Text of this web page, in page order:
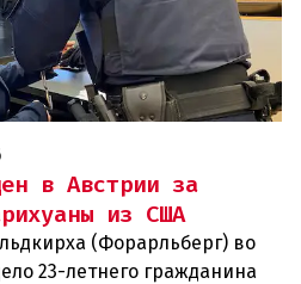
в Австрии за
из США
(Форарльберг) во
23-летнего гражданина